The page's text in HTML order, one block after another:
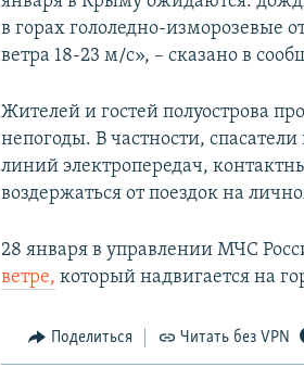
в горах гололедно-изморозевые
ветра 18-23 м/с», – сказано в
Жителей и гостей полуострова
непогоды. В частности,
линий электропередач,
воздержаться от поездок на
28 января в управлении МЧС
ветре, который надвигается на
Поделиться Читать без VPN